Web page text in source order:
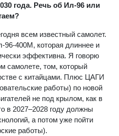
года. Речь об Ил-96 или
всем известный самолет.
96-400М, которая длиннее и
эффективна. Я говорю
самолете, том, который
с китайцами. Плюс ЦАГИ
работы) по новой
не под крылом, как в
в 2027–2028 году должны
а потом уже пойти
работы).